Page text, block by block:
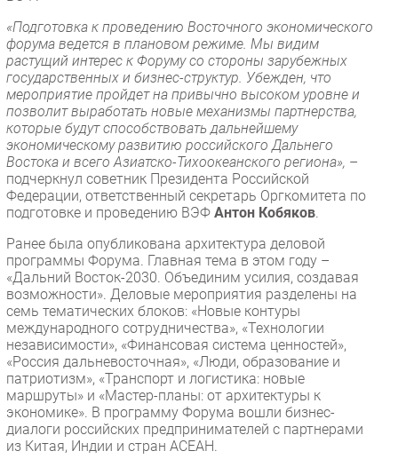
«Подготовка к проведению Восточного экономического
форума ведется в плановом режиме. Мы видим
растущий интерес к Форуму со стороны зарубежных
государственных и бизнес-структур. Убежден, что
мероприятие пройдет на привычно высоком уровне и
позволит выработать новые механизмы партнерства,
которые будут способствовать дальнейшему
экономическому развитию российского Дальнего
Востока и всего Азиатско-Тихоокеанского региона», –
подчеркнул советник Президента Российской
Федерации, ответственный секретарь Оргкомитета по
подготовке и проведению ВЭФ Антон Кобяков.
Ранее была опубликована архитектура деловой
программы Форума. Главная тема в этом году –
«Дальний Восток-2030. Объединим усилия, создавая
возможности». Деловые мероприятия разделены на
семь тематических блоков: «Новые контуры
международного сотрудничества», «Технологии
независимости», «Финансовая система ценностей»,
«Россия дальневосточная», «Люди, образование и
патриотизм», «Транспорт и логистика: новые
маршруты» и «Мастер-планы: от архитектуры к
экономике». В программу Форума вошли бизнес-
диалоги российских предпринимателей с партнерами
из Китая, Индии и стран АСЕАН.